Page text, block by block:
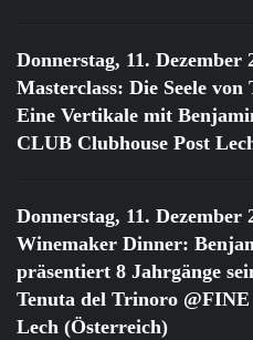
Donnerstag, 11. Dezember
Masterclass: Die Seele
Eine Vertikale mit
CLUB Clubhouse Post
Donnerstag, 11. Dezember
Winemaker Dinner:
präsentiert 8 Jahrgänge
Tenuta del Trinoro
Lech (Österreich)